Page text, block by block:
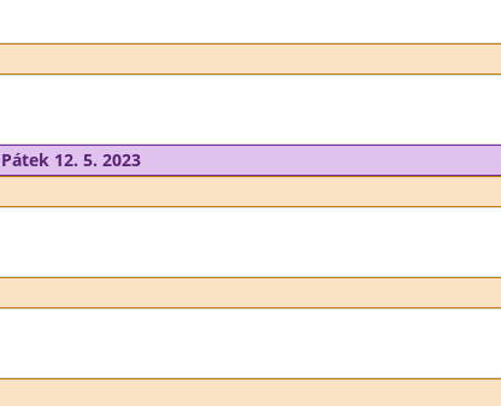
Pátek 12. 5. 2023